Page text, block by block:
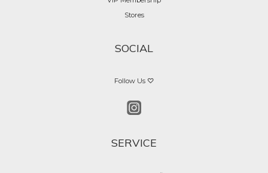
Stores
SOCIAL
Follow Us ♡
SERVICE